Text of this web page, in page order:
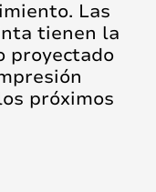
Las
tienen la
proyectado
próximos